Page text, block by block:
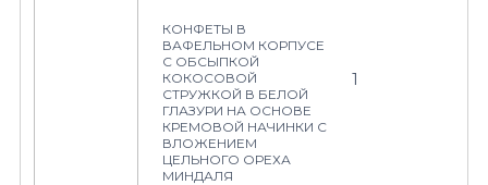
КОНФЕТЫ В
ВАФЕЛЬНОМ КОРПУСЕ
С ОБСЫПКОЙ
КОКОСОВОЙ
СТРУЖКОЙ В БЕЛОЙ
ГЛАЗУРИ НА ОСНОВЕ
КРЕМОВОЙ НАЧИНКИ С
ВЛОЖЕНИЕМ
ЦЕЛЬНОГО ОРЕХА
МИНДАЛЯ
1